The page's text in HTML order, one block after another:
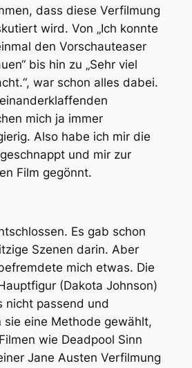
dass diese Verfilmung
wird. Von „Ich konnte
den Vorschauteaser
bis hin zu „Sehr viel
war schon alles dabei.
mich ja immer
Also habe ich mir die
und mir zur
Film gegönnt.
Es gab schon
Szenen darin. Aber
mich etwas. Die
(Dakota Johnson)
nicht passend und
sie eine Methode gewählt,
wie Deadpool Sinn
Jane Austen Verfilmung